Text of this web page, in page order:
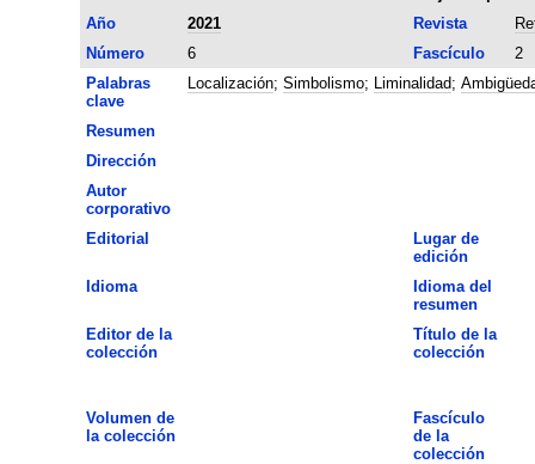
Año
2021 Revista
Número
6 Fascículo
2
Palabras
clave
Localización; Simbolismo; Liminalidad;
Resumen
Dirección
Autor
corporativo
Editorial
Lugar de
edición
Idioma
Idioma del
resumen
Editor de la
colección
Título de la
colección
Volumen de
la colección
Fascículo
de la
colección